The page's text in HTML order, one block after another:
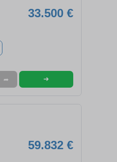
33.500 €
➦ ➜
59.832 €